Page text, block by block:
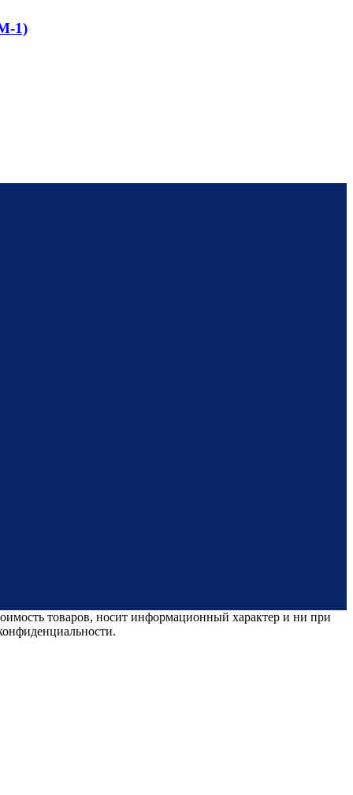
1)
товаров, носит информационный характер и ни при